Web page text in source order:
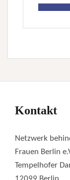
Kontakt
Netzwerk
Frauen Berlin
Tempelhofer